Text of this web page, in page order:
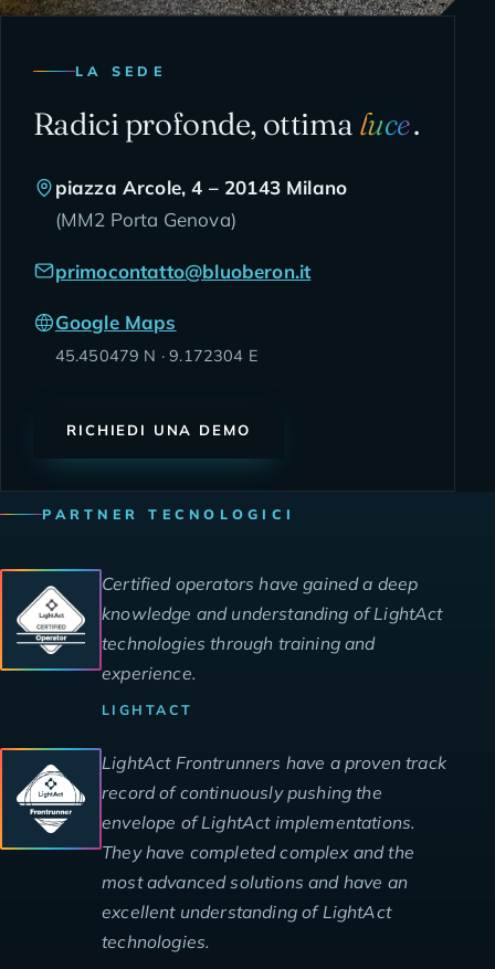
LA SEDE
Radici profonde, ottima luce.
piazza Arcole, 4 – 20143 Milano
(MM2 Porta Genova)
primocontatto@bluoberon.it
Google Maps
45.450479 N ·9.172304 E
RICHIEDI UNA DEMO
PARTNER TECNOLOGICI
Certificazioni LightAct
Certified operators have gained a deep
knowledge and understanding of LightAct
technologies through training and
experience.
LIGHTACT
LightAct Frontrunners have a proven track
record of continuously pushing the
envelope of LightAct implementations.
They have completed complex and the
most advanced solutions and have an
excellent understanding of LightAct
technologies.